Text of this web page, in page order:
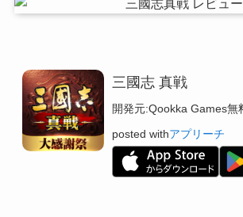
三國志 真戦
開発元:Qookka Games無
posted withアプリーチ